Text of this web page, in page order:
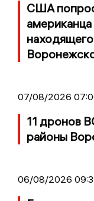
США
07/08/2026
11 дронов
районы
06/08/2026